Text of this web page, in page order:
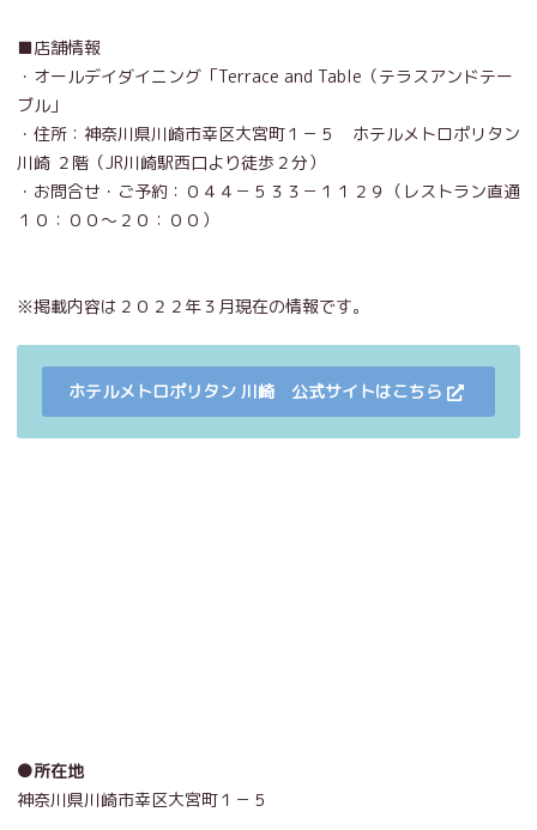
■店舗情報
・オールデイダイニング「Terrace and Table（テラスアンドテー
ブル」
・住所：神奈川県川崎市幸区大宮町１－５ ホテルメトロポリタン
川崎 ２階（JR川崎駅西口より徒歩２分）
・お問合せ・ご予約：０４４－５３３－１１２９（レストラン直通
１０：００～２０：００）
※掲載内容は２０２２年３月現在の情報です。
ホテルメトロポリタン 川崎 公式サイトはこちら
●所在地
神奈川県川崎市幸区大宮町１－５